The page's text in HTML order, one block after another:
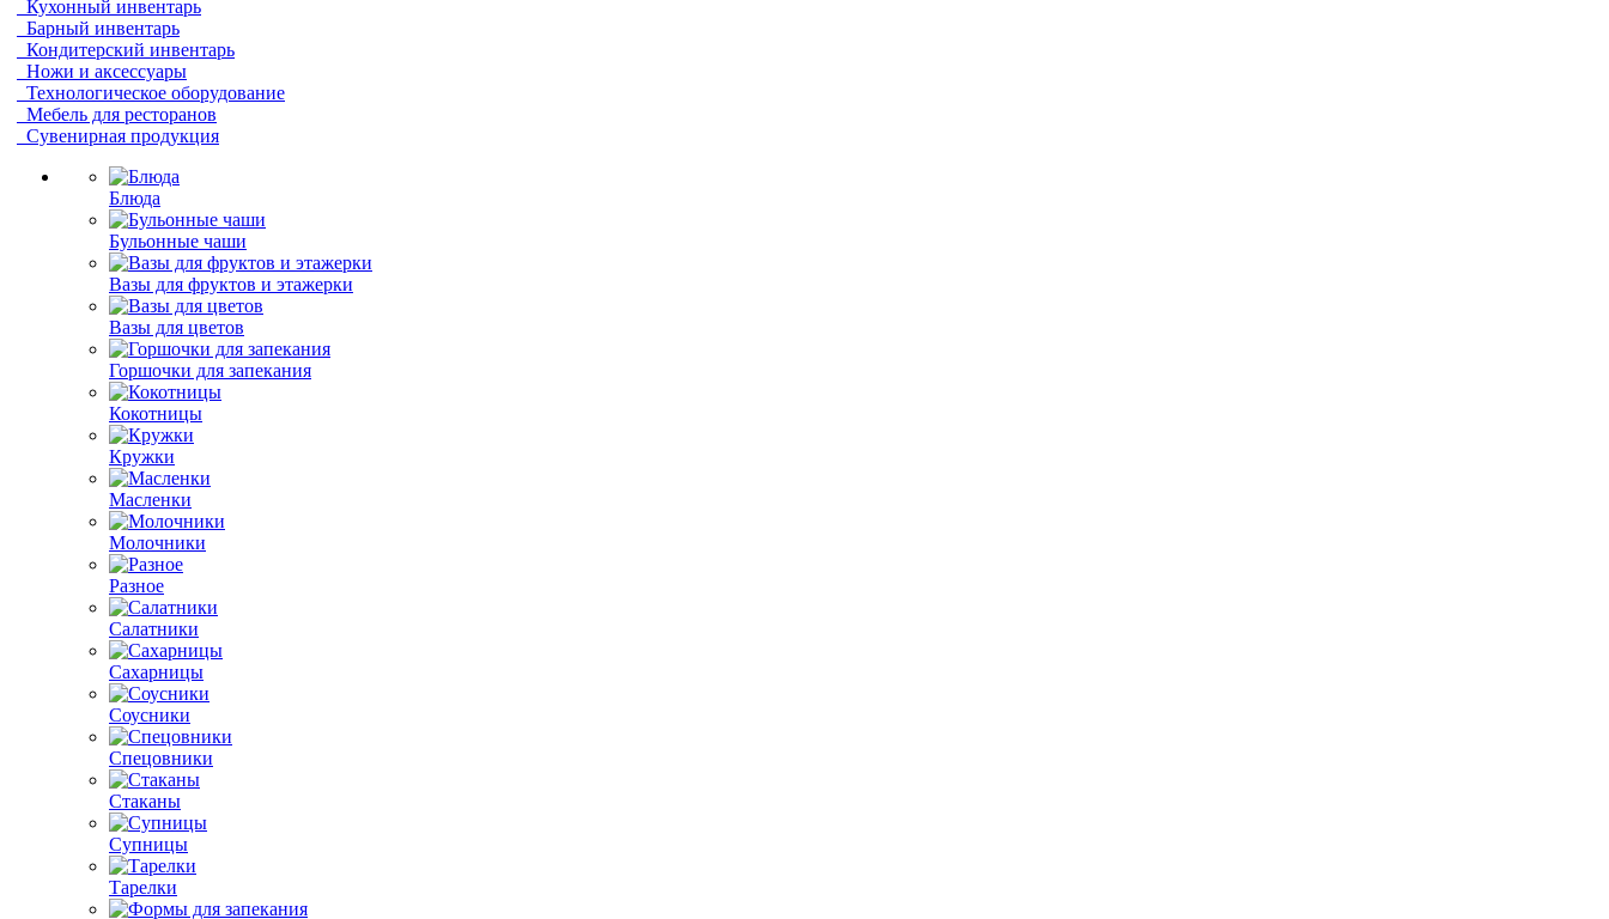
Кухонный инвентарь
Барный инвентарь
Кондитерский инвентарь
Ножи и аксессуары
Технологическое оборудование
Мебель для ресторанов
Сувенирная продукция
Блюда
Бульонные чаши
Вазы для фруктов и этажерки
Вазы для цветов
Горшочки для запекания
Кокотницы
Кружки
Масленки
Молочники
Разное
Салатники
Сахарницы
Соусники
Спецовники
Стаканы
Супницы
Тарелки